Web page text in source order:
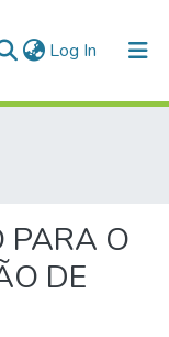
Log In (current)
PARA O
DE